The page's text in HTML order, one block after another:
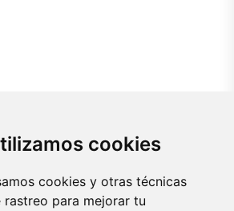
cookies
cookies y otras técnicas
rastreo para mejorar tu